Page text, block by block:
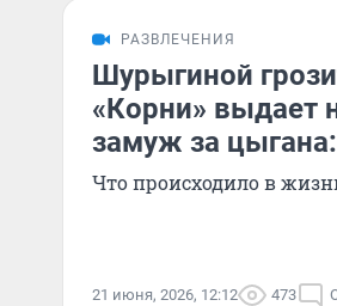
РАЗВЛЕЧЕНИЯ
Шурыгиной
«Корни» выдает
замуж за
Что происходило в
21 июня, 2026, 12:12 473